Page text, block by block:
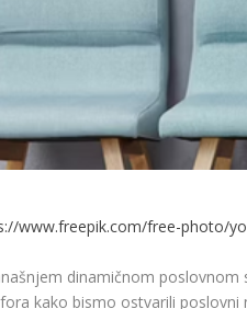
www.freepik.com/free-photo/
dinamičnom
kako bismo ostvarili